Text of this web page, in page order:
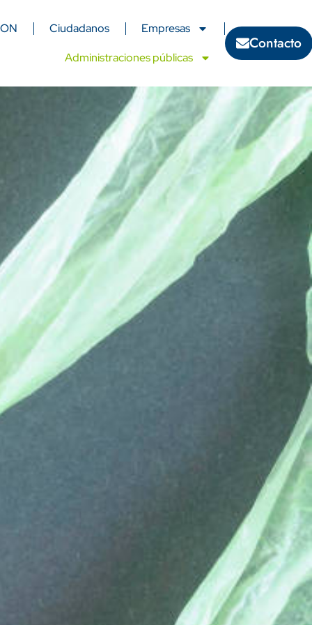
Ciudadanos
Empresas
Administraciones públicas
Contacto